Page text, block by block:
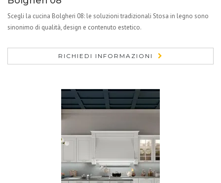
Scegli la cucina Bolgheri 08: le soluzioni tradizionali Stosa in legno sono
sinonimo di qualità, design e contenuto estetico.
RICHIEDI INFORMAZIONI